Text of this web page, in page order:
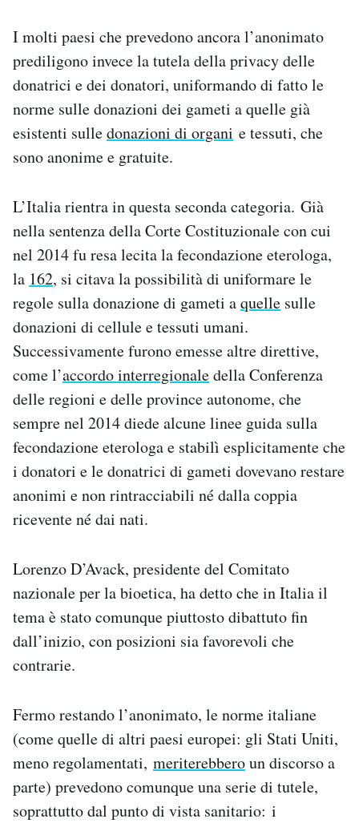
I molti paesi che prevedono ancora l’anonimato
prediligono invece la tutela della privacy delle
donatrici e dei donatori, uniformando di fatto le
norme sulle donazioni dei gameti a quelle già
esistenti sulledonazioni di organi e tessuti, che
sono anonime e gratuite.
L’Italia rientra in questa seconda categoria. Già
nella sentenza della Corte Costituzionale con cui
nel 2014 fu resa lecita la fecondazione eterologa,
la 162, si citava la possibilità di uniformare le
regole sulla donazione di gameti aquelle sulle
donazioni di cellule e tessuti umani.
Successivamente furono emesse altre direttive,
come l’accordo interregionaledella Conferenza
delle regioni e delle province autonome, che
sempre nel 2014 diede alcune linee guida sulla
fecondazione eterologa e stabilì esplicitamente che
i donatori e le donatrici di gameti dovevano restare
anonimi e non rintracciabili né dalla coppia
ricevente né dai nati.
Lorenzo D’Avack, presidente del Comitato
nazionale per la bioetica, ha detto che in Italia il
tema è stato comunque piuttosto dibattuto fin
dall’inizio, con posizioni sia favorevoli che
contrarie.
Fermo restando l’anonimato, le norme italiane
(come quelle di altri paesi europei: gli Stati Uniti,
meno regolamentati, meriterebberoun discorso a
parte) prevedono comunque una serie di tutele,
soprattutto dal punto di vista sanitario: i